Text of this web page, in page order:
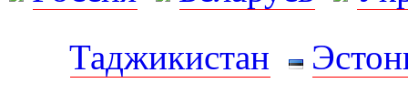
Таджикистан